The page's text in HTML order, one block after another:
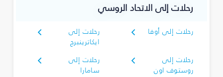
رحلات إلى الاتحاد الروسي
رحلات إلى أوفا
رحلات إلى
ايكاترينبرج
رحلات إلى
روستوف اون
رحلات إلى
سامارا